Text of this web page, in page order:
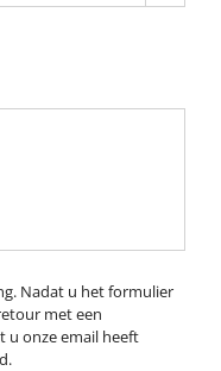
Nadat u het formulier
met een
u onze email heeft